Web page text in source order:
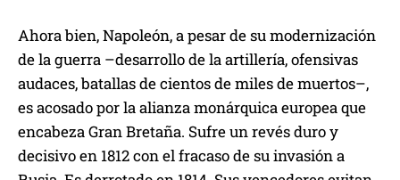
Ahora bien, Napoleón, a pesar de su modernización
de la guerra –desarrollo de la artillería, ofensivas
audaces, batallas de cientos de miles de muertos–,
es acosado por la alianza monárquica europea que
encabeza Gran Bretaña. Sufre un revés duro y
decisivo en 1812 con el fracaso de su invasión a